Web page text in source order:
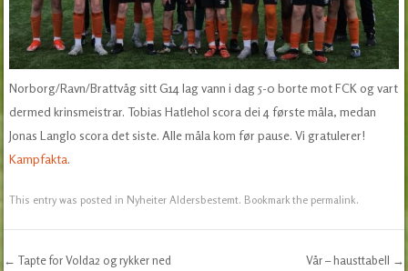
Norborg/Ravn/Brattvåg sitt G14 lag vann i dag 5-0 borte mot FCK og vart
dermed krinsmeistrar. Tobias Hatlehol scora dei 4 første måla, medan
Jonas Langlo scora det siste. Alle måla kom før pause. Vi gratulerer!
Kampfakta.
This entry was posted in Nyheiter Aldersbestemt. Bookmark thepermalink.
← Tapte for Volda2 og rykker ned Vår – hausttabell →